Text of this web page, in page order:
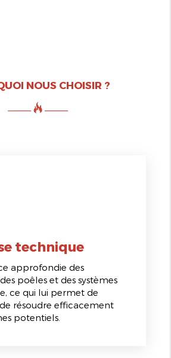
NOUS CHOISIR ?
technique
approfondie des
poêles et des systèmes
ce qui lui permet de
résoudre efficacement
potentiels.